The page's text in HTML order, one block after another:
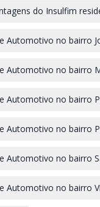
do Insulfim
Automotivo no bairro
Automotivo no bairro
Automotivo no bairro
Automotivo no bairro
Automotivo no bairro
Automotivo no bairro